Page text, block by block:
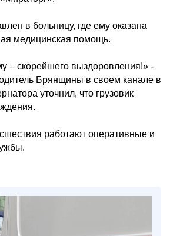
в больницу, где ему оказана
медицинская помощь.
– скорейшего выздоровления!» -
Брянщины в своем канале в
уточнил, что грузовик
работают оперативные и